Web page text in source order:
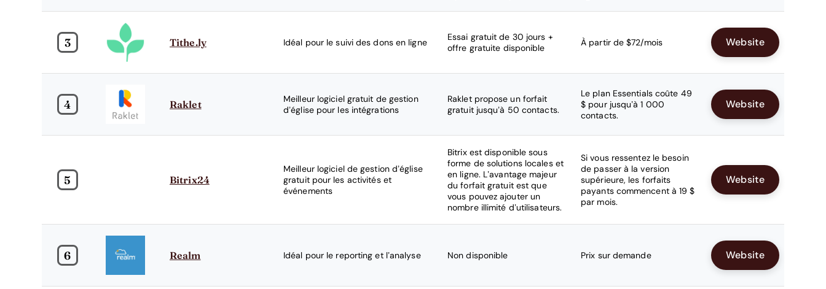
3 Tithe.ly Idéal pour le suivi des dons en ligne
Essai gratuit de 30 jours +
offre gratuite disponible
À partir de $72/mois Website
4 Raklet
Meilleur logiciel gratuit de gestion
d’église pour les intégrations
Raklet propose un forfait
gratuit jusqu’à 50 contacts.
Le plan Essentials coûte 49
$ pour jusqu’à 1 000
contacts.
Website
5 Bitrix24
Meilleur logiciel de gestion d’église
gratuit pour les activités et
événements
Bitrix est disponible sous
forme de solutions locales et
en ligne. L’avantage majeur
du forfait gratuit est que
vous pouvez ajouter un
nombre illimité d’utilisateurs.
Si vous ressentez le besoin
de passer à la version
supérieure, les forfaits
payants commencent à 19 $
par mois.
Website
6 Realm Idéal pour le reporting et l’analyse Non disponible Prix sur demande Website